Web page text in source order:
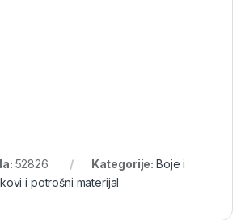
52826 Kategorije: Boje i
i potrošni materijal